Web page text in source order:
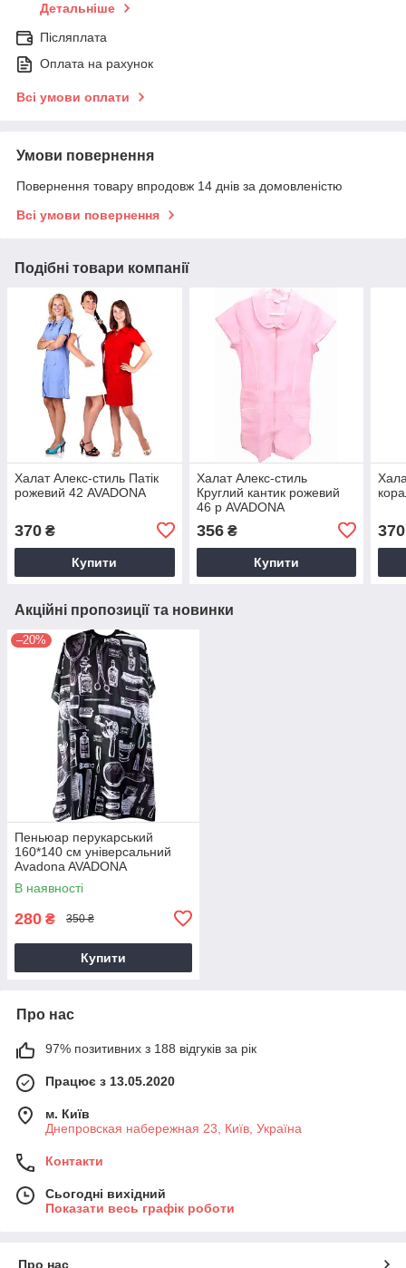
Детальніше
Післяплата
Оплата на рахунок
Всі умови оплати
Умови повернення
Повернення товару впродовж 14 днів за домовленістю
Всі умови повернення
Подібні товари компанії
Халат Алекс-стиль Патік
рожевий 42 AVADONA
370 ₴
Купити
Халат Алекс-стиль
Круглий кантик рожевий
46 р AVADONA
356₴
Купити
370
Акційні пропозиції та новинки
–20%
Пеньюар перукарський
160*140 см універсальний
Avadona AVADONA
В наявності
280 ₴ 350 ₴
Купити
Про нас
97% позитивних з 188 відгуків за рік
Працює з 13.05.2020
м. Київ
Днепровская набережная 23, Київ, Україна
Контакти
Сьогодні вихідний
Показати весь графік роботи
Про нас